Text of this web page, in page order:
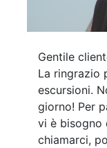
Gentile
La ringrazio
escursioni.
giorno! Per
vi è bisogno
chiamarci,